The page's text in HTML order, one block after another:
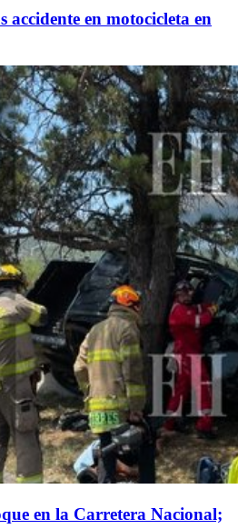
accidente en motocicleta en
en la Carretera Nacional;